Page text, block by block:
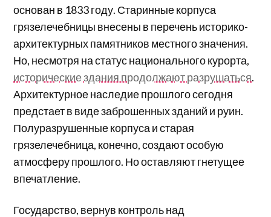
основан в 1833 году. Старинные корпуса
грязелечебницы внесены в перечень историко-
архитектурных памятников местного значения.
Но, несмотря на статус национального курорта,
исторические здания продолжают разрушаться.
Архитектурное наследие прошлого сегодня
предстает в виде заброшенных зданий и руин.
Полуразрушенные корпуса и старая
грязелечебница, конечно, создают особую
атмосферу прошлого. Но оставляют гнетущее
впечатление.
Государство, вернув контроль над